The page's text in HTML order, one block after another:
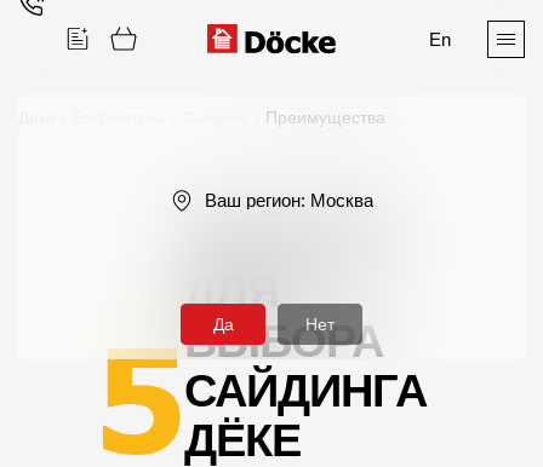
En
Продукция
Фасадные материалы
Преимущества
ДЛЯ
ВЫБОРА
САЙДИНГА
ДЁКЕ
Ваш регион: Москва
Да Нет